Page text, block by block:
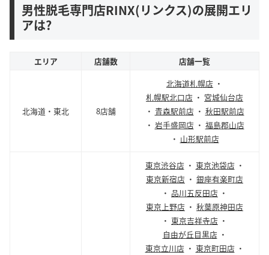
男性脱毛専門店RINX(リンクス)の展開エリ
アは?
エリア 店舗数 店舗一覧
北海道・東北 8店舗
北海道札幌店 ・
札幌駅北口店 ・ 宮城仙台店
・ 青森駅前店・ 秋田駅前店
・ 岩手盛岡店・ 福島郡山店
・ 山形駅前店
東京渋谷店・ 東京池袋店・
東京新宿店 ・ 銀座有楽町店
・ 品川五反田店 ・
東京上野店 ・ 秋葉原神田店
・ 東京吉祥寺店 ・
自由が丘目黒店・
東京立川店・ 東京町田店・